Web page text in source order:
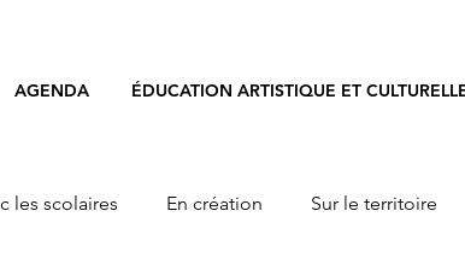
AGENDA ÉDUCATION ARTISTIQUE ET
les scolaires En création Sur le territoire